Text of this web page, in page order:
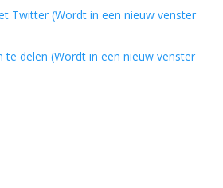
Twitter (Wordt in een nieuw venster
te delen (Wordt in een nieuw venster